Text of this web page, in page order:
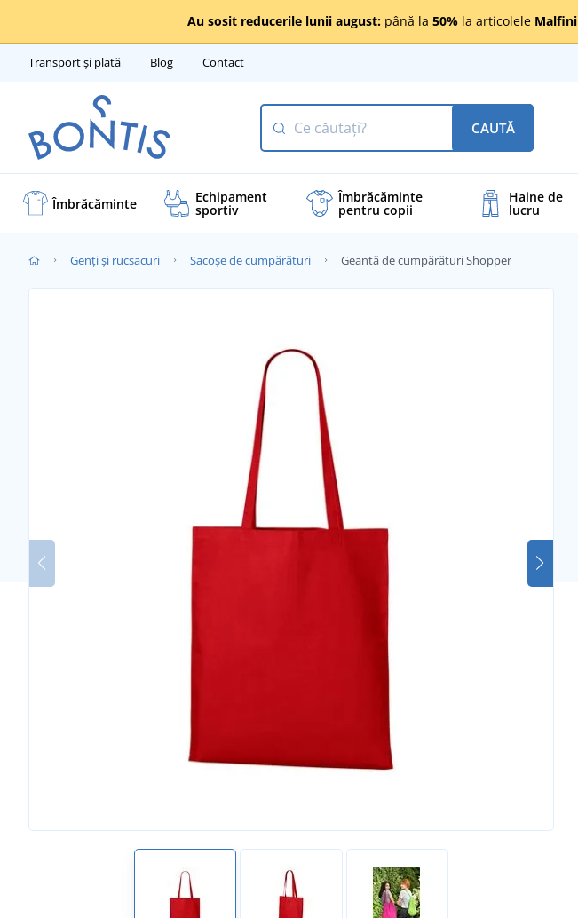
Au sosit reducerile lunii august: până la 50% la articolele Malfini
Transport și plată Blog Contact
CAUTĂ
Îmbrăcăminte Echipament
sportiv
Îmbrăcăminte
pentru copii
Haine de
lucru
Genți și rucsacuri Sacoșe de cumpărături Geantă de cumpărături Shopper